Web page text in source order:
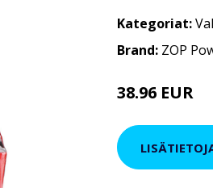
Kategoriat:
Brand: ZOP
38.96 EUR